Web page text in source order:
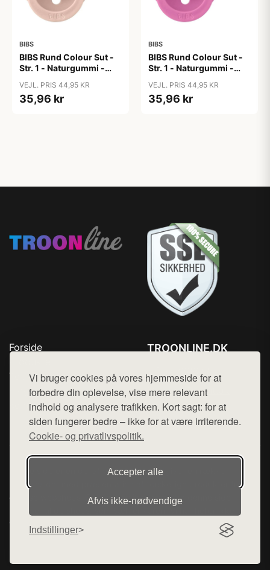
Vi bruger cookies på vores hjemmeside for at
forbedre din oplevelse, vise mere relevant
indhold og analysere trafikken. Kort sagt: for at
siden fungerer bedre – ikke for at være irriterende.
Cookie- og privatlivspolitik.
Accepter alle
Afvis ikke‑nødvendige
Indstillinger
BIBS
BIBS Rund Colour Sut -
Str. 1 - Naturgummi -
VEJL. PRIS 44,95 KR
35,96 kr
BIBS
BIBS Rund Colour Sut -
Str. 1 - Naturgummi -
VEJL. PRIS 44,95 KR
35,96 kr
Forside
Top Rabatter
Blog
Kontakt
TROONLINE.DK
Mail: hej@want.dk
Cookie- og privatlivspolitik
Denne side er en del af want.dk, der udgiver en række
hjemmesider med præsentation af forskellige produkter fra
diverse webshops. Der sælges ikke varer fra denne side - vi
henviser til de shops, som sælger varen. Vi har heller ikke
varerne på lager.